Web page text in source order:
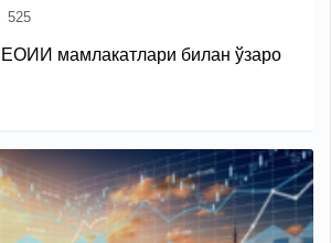
525
ЕОИИ мамлакатлари билан ўзаро